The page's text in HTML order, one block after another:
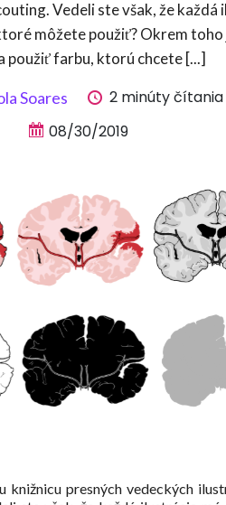
Vedeli ste však, že každá
môžete použiť? Okrem
použiť farbu, ktorú chcete [...]
Soares
2 minúty čítania
08/30/2019
knižnicu presných vedeckých